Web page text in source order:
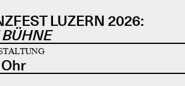
LUZERN 2026: